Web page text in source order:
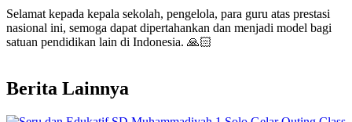
Selamat kepada kepala sekolah, pengelola, para guru atas prestasi
nasional ini, semoga dapat dipertahankan dan menjadi model bagi
satuan pendidikan lain di Indonesia. 🙏🏻
Berita Lainnya